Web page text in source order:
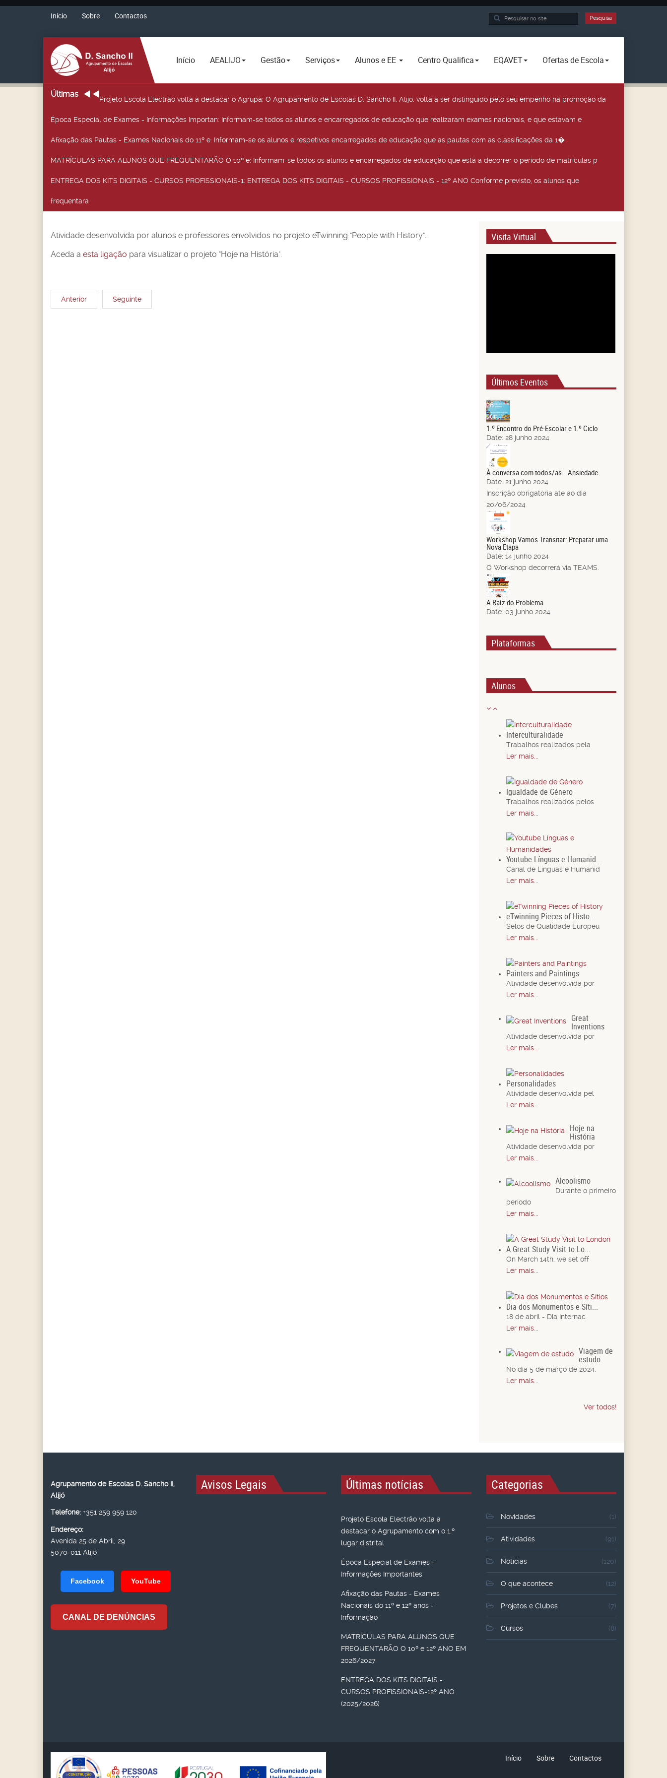
Início Sobre Contactos Pesquisa... Pesquisa
Início AEALIJO Gestão Serviços Alunos e EE Centro Qualifica EQAVET Ofertas de Escola
Últimas
Projeto Escola Electrão volta a destacar o Agrupa: O Agrupamento de Escolas D. Sancho II, Alijó, volta a ser distinguido pelo seu empenho na promoção da
Época Especial de Exames - Informações Importan: Informam-se todos os alunos e encarregados de educação que realizaram exames nacionais, e que estavam e
Afixação das Pautas - Exames Nacionais do 11º e: Informam-se os alunos e respetivos encarregados de educação que as pautas com as classificações da 1�
MATRÍCULAS PARA ALUNOS QUE FREQUENTARÃO O 10º e: Informam-se todos os alunos e encarregados de educação que está a decorrer o período de matrículas p
ENTREGA DOS KITS DIGITAIS - CURSOS PROFISSIONAIS-1: ENTREGA DOS KITS DIGITAIS - CURSOS PROFISSIONAIS - 12º ANO Conforme previsto, os alunos que
frequentara
Atividade desenvolvida por alunos e professores envolvidos no projeto eTwinning "People with History".
Aceda a esta ligação para visualizar o projeto "Hoje na História".
Anterior Seguinte
Visita Virtual
Últimos Eventos
28
Jun.
1.º Encontro do Pré-Escolar e 1.º Ciclo
Date: 28 junho 2024
21
Jun.
À conversa com todos/as...Ansiedade
Date: 21 junho 2024
Inscrição obrigatória até ao dia
20/06/2024
Jun.
Workshop Vamos Transitar: Preparar uma
Nova Etapa
Date: 14 junho 2024
O Workshop decorrerá via TEAMS.
03
Jun.
A Raíz do Problema
Date: 03 junho 2024
Plataformas
Alunos
Interculturalidade
Trabalhos realizados pela
Ler mais...
Igualdade de Género
Trabalhos realizados pelos
Ler mais...
Youtube Línguas e Humanid...
Canal de Línguas e Humanid
Ler mais...
eTwinning Pieces of Histo...
Selos de Qualidade Europeu
Ler mais...
Painters and Paintings
Atividade desenvolvida por
Ler mais...
Great
Inventions
Atividade desenvolvida por
Ler mais...
Personalidades
Atividade desenvolvida pel
Ler mais...
Hoje na
História
Atividade desenvolvida por
Ler mais...
Alcoolismo
Durante o primeiro
período
Ler mais...
A Great Study Visit to Lo...
On March 14th, we set off
Ler mais...
Dia dos Monumentos e Síti...
18 de abril - Dia Internac
Ler mais...
Viagem de
estudo
No dia 5 de março de 2024,
Ler mais...
Ver todos!
Agrupamento de Escolas D. Sancho II,
Alijó
Telefone: +351 259 959 120
Endereço:
Avenida 25 de Abril, 29
5070-011 Alijó
Facebook YouTube
CANAL DE DENÚNCIAS
Avisos Legais Últimas notícias
Projeto Escola Electrão volta a
destacar o Agrupamento com o 1.º
lugar distrital
Época Especial de Exames -
Informações Importantes
Afixação das Pautas - Exames
Nacionais do 11º e 12º anos -
Informação
MATRÍCULAS PARA ALUNOS QUE
FREQUENTARÃO O 10º e 12º ANO EM
2026/2027
ENTREGA DOS KITS DIGITAIS -
CURSOS PROFISSIONAIS-12º ANO
(2025/2026)
Categorias
Novidades (1)
Atividades (91)
Noticias (120)
O que acontece (12)
Projetos e Clubes (7)
Cursos (8)
Início Sobre Contactos